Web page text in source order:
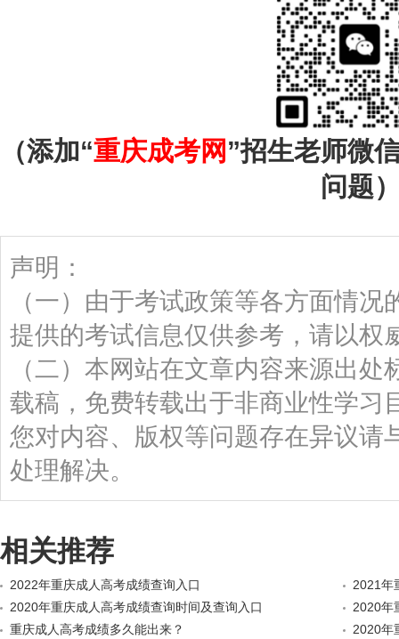
（添加“重庆成考网 ”招生老师微
问题
声明：
（一）由于考试政策等各方面情
提供的考试信息仅供参考，请以权
（二）本网站在文章内容来源出
载稿，免费转载出于非商业性学习
您对内容、版权等问题存在异议请
处理解决。
相关推荐
2022年重庆成人高考成绩查询入口
2021年
2020年重庆成人高考成绩查询时间及查询入口
2020年
重庆成人高考成绩多久能出来？
2020年